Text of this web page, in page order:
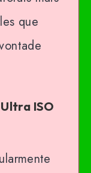
que
ISO